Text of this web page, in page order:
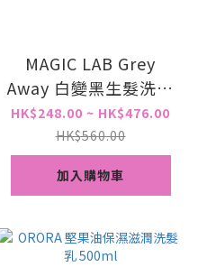
MAGIC LAB Grey
Away 白變黑生髮洗頭
水500ml
HK$248.00 ~ HK$476.00
HK$560.00
加入購物車